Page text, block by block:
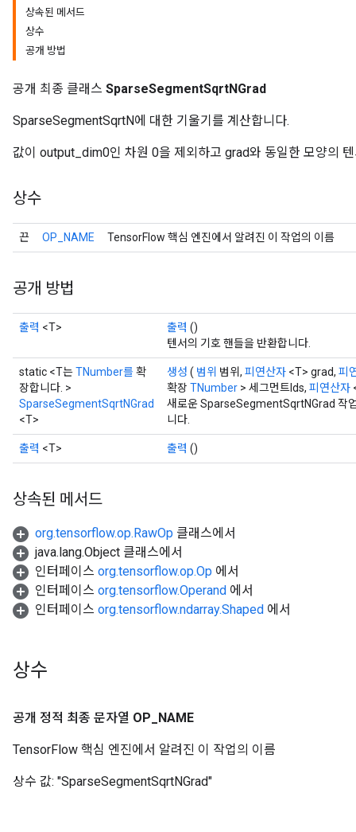
상속된 메서드
상수
공개 방법
공개 최종 클래스 SparseSegmentSqrtNGrad
SparseSegmentSqrtN에 대한 기울기를 계산합니다.
값이 output_dim0인 차원 0을 제외하고 grad와 동일한 모양의
상수
끈 OP_NAME TensorFlow 핵심 엔진에서 알려진 이 작업의 이름
공개 방법
출력 <T> 출력 ()
텐서의 기호 핸들을 반환합니다.
static <T는TNumber를확
장합니다. >
SparseSegmentSqrtNGrad
<T>
생성 ( 범위 범위, 피연산자 <T> grad, 피
확장 TNumber > 세그먼트Ids, 피연산자
새로운 SparseSegmentSqrtNGrad 작
니다.
출력 <T> 출력 ()
상속된 메서드
org.tensorflow.op.RawOp 클래스에서
java.lang.Object 클래스에서
인터페이스 org.tensorflow.op.Op 에서
인터페이스 org.tensorflow.Operand 에서
인터페이스 org.tensorflow.ndarray.Shaped 에서
상수
공개 정적 최종 문자열 OP NAME
TensorFlow 핵심 엔진에서 알려진 이 작업의 이름
상수 값: "SparseSegmentSqrtNGrad"